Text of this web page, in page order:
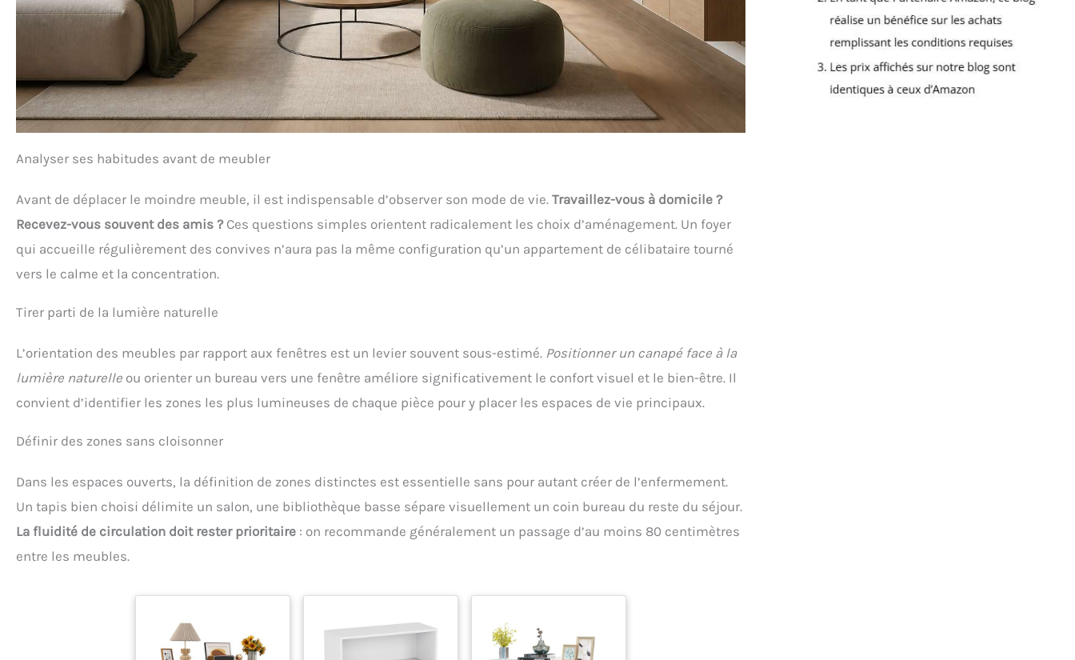
Analyser ses habitudes avant de meubler
Avant de déplacer le moindre meuble, il est indispensable d’observer son mode de vie. Travaillez-vous à domicile ?
Recevez-vous souvent des amis ?Ces questions simples orientent radicalement les choix d’aménagement. Un foyer
qui accueille régulièrement des convives n’aura pas la même configuration qu’un appartement de célibataire tourné
vers le calme et la concentration.
Tirer parti de la lumière naturelle
L’orientation des meubles par rapport aux fenêtres est un levier souvent sous-estimé. Positionner un canapé face à la
lumière naturelle ou orienter un bureau vers une fenêtre améliore significativement le confort visuel et le bien-être. Il
convient d’identifier les zones les plus lumineuses de chaque pièce pour y placer les espaces de vie principaux.
Définir des zones sans cloisonner
Dans les espaces ouverts, la définition de zones distinctes est essentielle sans pour autant créer de l’enfermement.
Un tapis bien choisi délimite un salon, une bibliothèque basse sépare visuellement un coin bureau du reste du séjour.
La fluidité de circulation doit rester prioritaire : on recommande généralement un passage d’au moins 80 centimètres
entre les meubles.